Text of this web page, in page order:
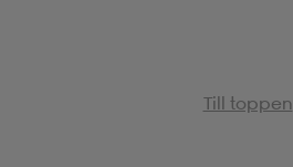
Till toppen